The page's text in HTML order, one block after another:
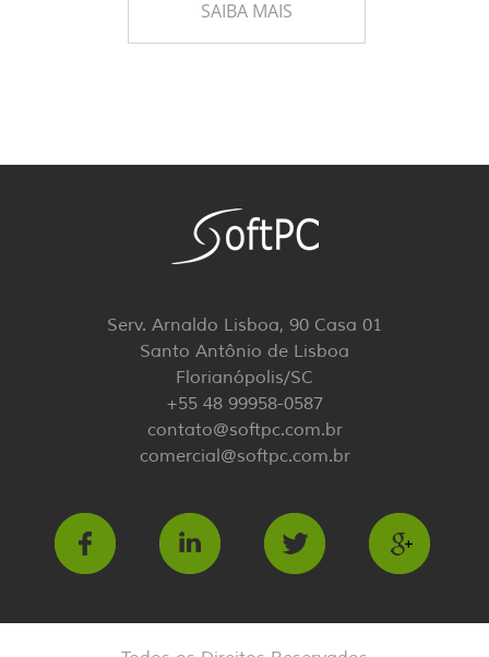
SAIBA MAIS
Serv. Arnaldo Lisboa, 90 Casa 01
Santo Antônio de Lisboa
Florianópolis/SC
+55 48 99958-0587
contato@softpc.com.br
comercial@softpc.com.br